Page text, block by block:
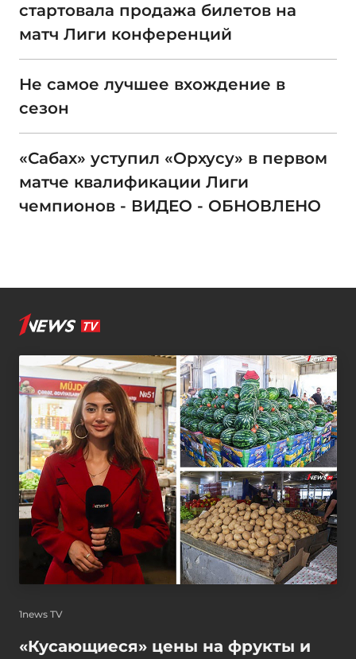
стартовала продажа билетов на
матч Лиги конференций
Не самое лучшее вхождение в
сезон
«Сабах» уступил «Орхусу» в первом
матче квалификации Лиги
чемпионов - ВИДЕО - ОБНОВЛЕНО
1news TV
«Кусающиеся» цены на фрукты и